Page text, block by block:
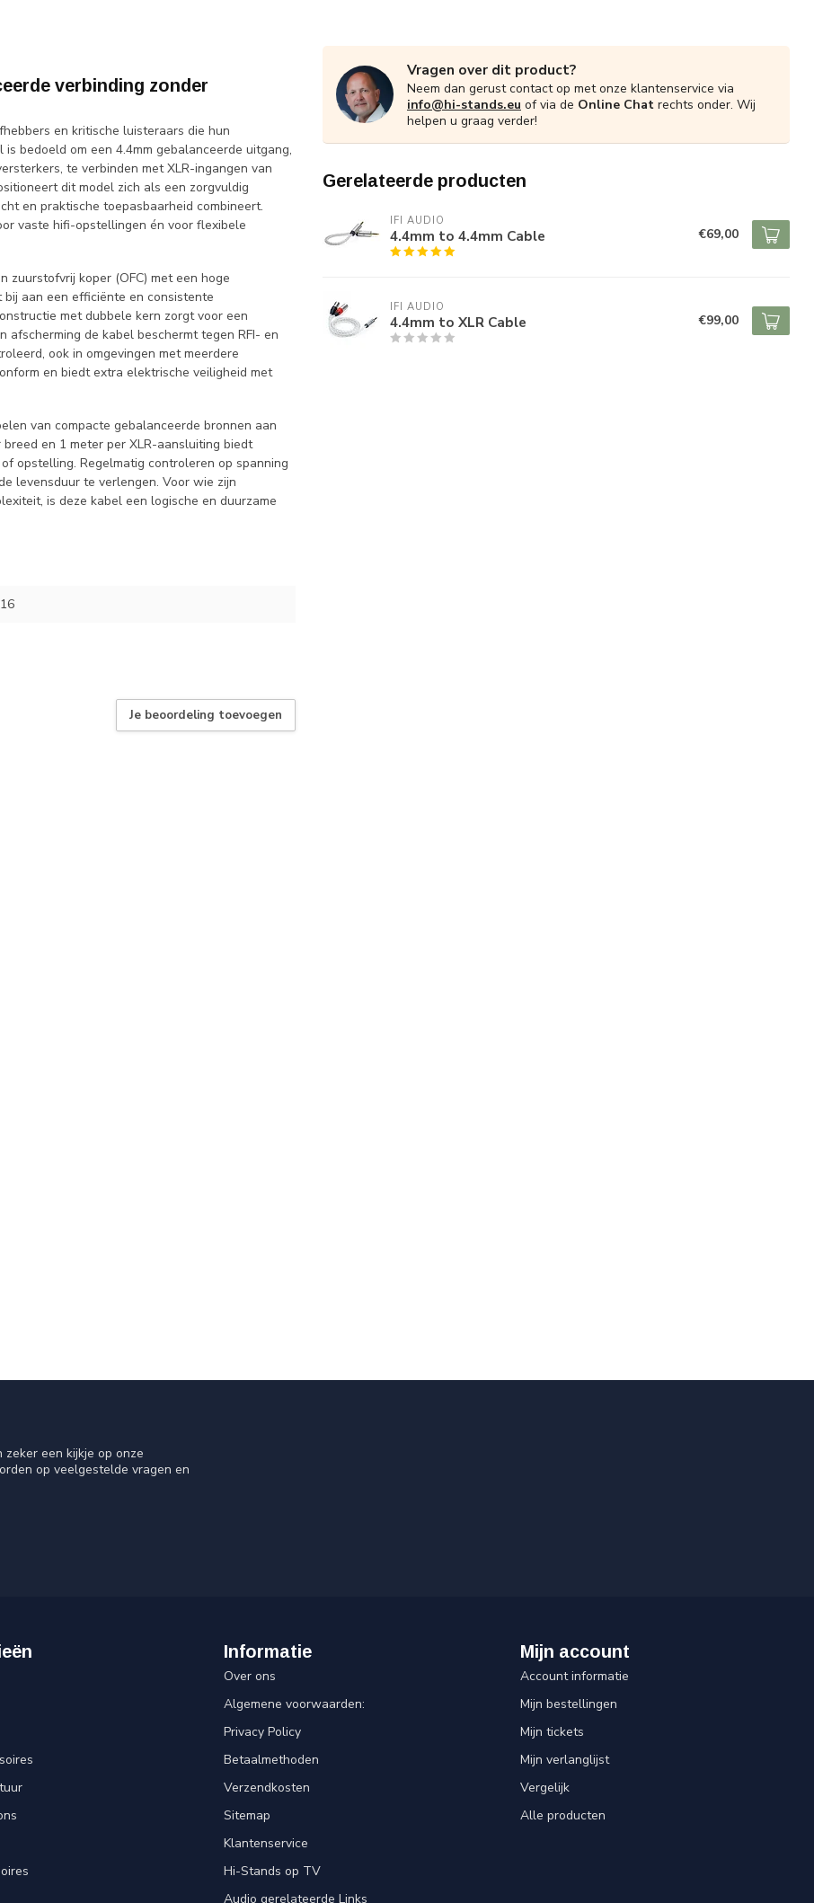
verbinding zonder
en kritische luisteraars die hun
bedoeld om een 4.4mm gebalanceerde uitgang,
te verbinden met XLR-ingangen van
dit model zich als een zorgvuldig
en praktische toepasbaarheid combineert.
vaste hifi-opstellingen én voor flexibele
zuurstofvrij koper (OFC) met een hoge
aan een efficiënte en consistente
met dubbele kern zorgt voor een
de kabel beschermt tegen RFI- en
ook in omgevingen met meerdere
en biedt extra elektrische veiligheid met
van compacte gebalanceerde bronnen aan
en 1 meter per XLR-aansluiting biedt
opstelling. Regelmatig controleren op spanning
levensduur te verlengen. Voor wie zijn
is deze kabel een logische en duurzame
Je beoordeling toevoegen
Vragen over dit product?
Neem dan gerust contact op met onze klantenservice via
info@hi-stands.eu of via de Online Chat rechts onder. Wij
helpen u graag verder!
Gerelateerde producten
IFI AUDIO
4.4mm to 4.4mm Cable €69,00
IFI AUDIO
4.4mm to XLR Cable €99,00
een kijkje op onze
op veelgestelde vragen en
Informatie
Over ons
Algemene voorwaarden:
Privacy Policy
Betaalmethoden
Verzendkosten
Sitemap
Klantenservice
Hi-Stands op TV
Audio gerelateerde Links
Mijn account
Account informatie
Mijn bestellingen
Mijn tickets
Mijn verlanglijst
Vergelijk
Alle producten